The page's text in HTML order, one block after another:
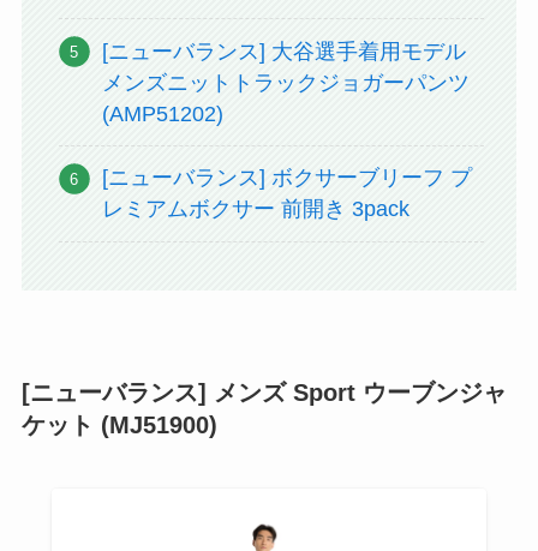
[ニューバランス] 大谷選手着用モデル
メンズニットトラックジョガーパンツ
(AMP51202)
[ニューバランス] ボクサーブリーフ プ
レミアムボクサー 前開き 3pack
[ニューバランス] メンズ Sport ウーブンジャ
ケット (MJ51900)